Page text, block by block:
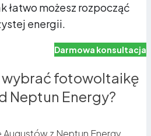
łatwo możesz rozpocząć
energii.
Darmowa konsultacja
fotowoltaikę
Neptun Energy?
z Neptun Energy,